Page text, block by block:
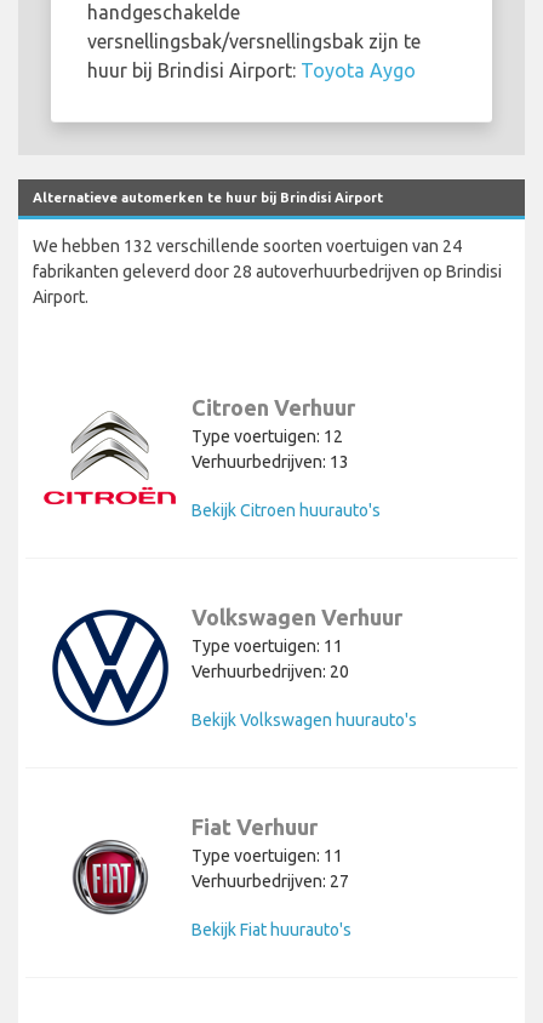
handgeschakelde
versnellingsbak/versnellingsbak zijn te
huur bij Brindisi Airport: Toyota Aygo
Alternatieve automerken te huur bij Brindisi Airport
We hebben 132 verschillende soorten voertuigen van 24
fabrikanten geleverd door 28 autoverhuurbedrijven op Brindisi
Airport.
Citroen Verhuur
Type voertuigen: 12
Verhuurbedrijven: 13
Bekijk Citroen huurauto's
Volkswagen Verhuur
Type voertuigen: 11
Verhuurbedrijven: 20
Bekijk Volkswagen huurauto's
Fiat Verhuur
Type voertuigen: 11
Verhuurbedrijven: 27
Bekijk Fiat huurauto's